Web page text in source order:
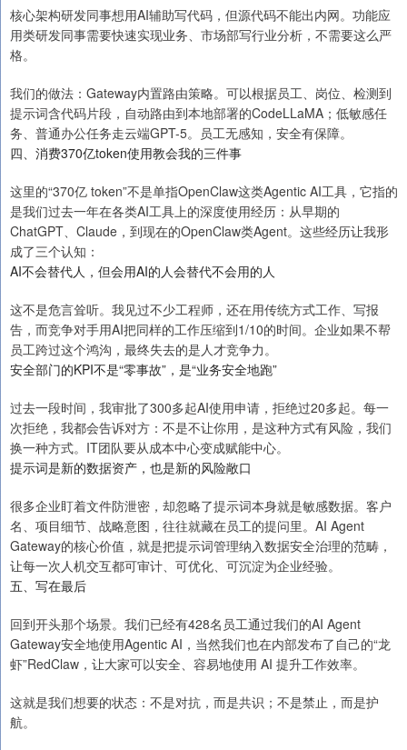
核心架构研发同事想用AI辅助写代码，但源代码不能出内网。功能应
用类研发同事需要快速实现业务、市场部写行业分析，不需要这么严
格。
我们的做法：Gateway内置路由策略。可以根据员工、岗位、检测到
提示词含代码片段，自动路由到本地部署的CodeLLaMA；低敏感任
务、普通办公任务走云端GPT-5。员工无感知，安全有保障。
四、消费370亿token使用教会我的三件事
这里的“370亿 token”不是单指OpenClaw这类Agentic AI工具，它指的
是我们过去一年在各类AI工具上的深度使用经历：从早期的
ChatGPT、Claude，到现在的OpenClaw类Agent。这些经历让我形
成了三个认知：
AI不会替代人，但会用AI的人会替代不会用的人
这不是危言耸听。我见过不少工程师，还在用传统方式工作、写报
告，而竞争对手用AI把同样的工作压缩到1/10的时间。企业如果不帮
员工跨过这个鸿沟，最终失去的是人才竞争力。
安全部门的KPI不是“零事故”，是“业务安全地跑”
过去一段时间，我审批了300多起AI使用申请，拒绝过20多起。每一
次拒绝，我都会告诉对方：不是不让你用，是这种方式有风险，我们
换一种方式。IT团队要从成本中心变成赋能中心。
提示词是新的数据资产，也是新的风险敞口
很多企业盯着文件防泄密，却忽略了提示词本身就是敏感数据。客户
名、项目细节、战略意图，往往就藏在员工的提问里。AI Agent
Gateway的核心价值，就是把提示词管理纳入数据安全治理的范畴，
让每一次人机交互都可审计、可优化、可沉淀为企业经验。
五、写在最后
回到开头那个场景。我们已经有428名员工通过我们的AI Agent
Gateway安全地使用Agentic AI，当然我们也在内部发布了自己的“龙
虾”RedClaw，让大家可以安全、容易地使用 AI 提升工作效率。
这就是我们想要的状态：不是对抗，而是共识；不是禁止，而是护
航。